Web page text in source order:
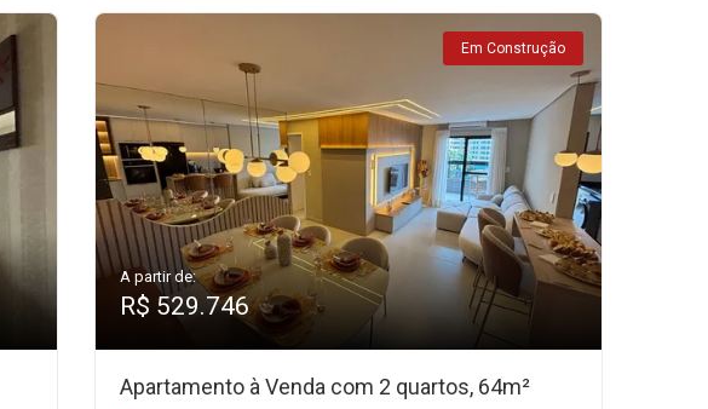
Em Construção
A partir de:
R$ 529.746
Apartamento à Venda com 2 quartos, 64m²